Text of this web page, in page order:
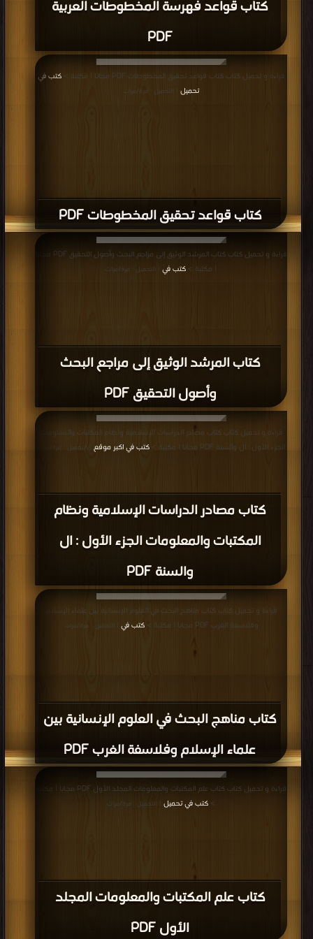
كتاب قواعد فهرسة المخطوطات العربية
PDF
كتاب قواعد تحقيق المخطوطات PDF
قراءة و تحميل كتاب كتاب قواعد تحقيق المخطوطات PDF مجانا | مكتبة >
كتب في
تحميل
| التحميل : مرة/مرات
كتاب المرشد الوثيق إلى مراجع البحث
وأصول التحقيق PDF
| مكتبة > كتب في | التحميل : مرة/مرات
كتاب مصادر الدراسات الإسلامية ونظام
المكتبات والمعلومات الجزء الأول : ال
والسنة PDF
قراءة و تحميل كتاب كتاب مصادر الدراسات الإسلامية ونظام المكتبات والمعلومات
الجزء الأول : ال والسنة PDF مجانا | مكتبة >
كتب في اكبر موقع | التحميل : مرة/مرات
كتاب مناهج البحث في العلوم الإنسانية بين
علماء الإسلام وفلاسفة الغرب PDF
قراءة و تحميل كتاب كتاب مناهج البحث في العلوم الإنسانية بين علماء الإسلام
وفلاسفة الغرب PDF مجانا | مكتبة >
كتب في | التحميل : مرة/مرات
كتاب علم المكتبات والمعلومات المجلد
الأول PDF
قراءة و تحميل كتاب كتاب علم المكتبات والمعلومات المجلد الأول PDF مجانا | مكتبة
> كتب في تحميل | التحميل : مرة/مرات